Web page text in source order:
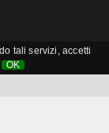
tali servizi, accetti
OK